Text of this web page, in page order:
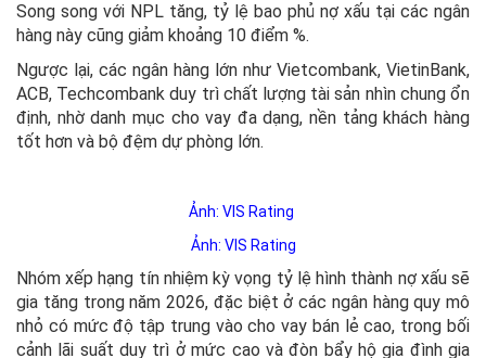
Song song với NPL tăng, tỷ lệ bao phủ nợ xấu tại các ngân
hàng này cũng giảm khoảng 10 điểm %.
Ngược lại, các ngân hàng lớn như Vietcombank, VietinBank,
ACB, Techcombank duy trì chất lượng tài sản nhìn chung ổn
định, nhờ danh mục cho vay đa dạng, nền tảng khách hàng
tốt hơn và bộ đệm dự phòng lớn.
Ảnh: VIS Rating
Ảnh: VIS Rating
Nhóm xếp hạng tín nhiệm kỳ vọng tỷ lệ hình thành nợ xấu sẽ
gia tăng trong năm 2026, đặc biệt ở các ngân hàng quy mô
nhỏ có mức độ tập trung vào cho vay bán lẻ cao, trong bối
cảnh lãi suất duy trì ở mức cao và đòn bẩy hộ gia đình gia